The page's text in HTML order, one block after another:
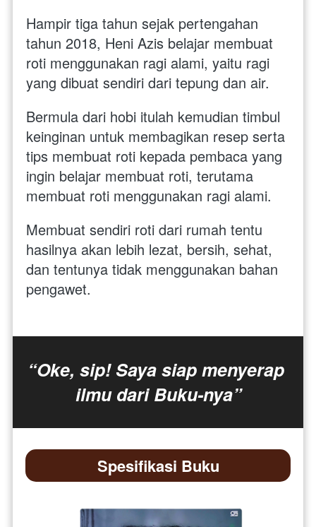
Hampir tiga tahun sejak pertengahan
tahun 2018, Heni Azis belajar membuat
roti menggunakan ragi alami, yaitu ragi
yang dibuat sendiri dari tepung dan air.
Bermula dari hobi itulah kemudian timbul
keinginan untuk membagikan resep serta
tips membuat roti kepada pembaca yang
ingin belajar membuat roti, terutama
membuat roti menggunakan ragi alami.
Membuat sendiri roti dari rumah tentu
hasilnya akan lebih lezat, bersih, sehat,
dan tentunya tidak menggunakan bahan
pengawet.
“Oke, sip! Saya siap menyerap
ilmu dari Buku-nya”
Spesifikasi Buku